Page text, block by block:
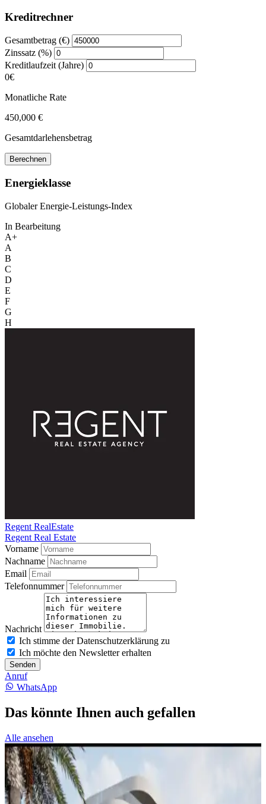
Kreditrechner
Gesamtbetrag (€)
Zinssatz (%)
Kreditlaufzeit (Jahre)
0€
Monatliche Rate
450,000 €
Gesamtdarlehensbetrag
Berechnen
Energieklasse
Globaler Energie-Leistungs-Index
In Bearbeitung
A+
A
B
C
D
E
F
G
H
Regent RealEstate
Regent Real Estate
Vorname
Nachname
Email
Telefonnummer
Nachricht
Ich stimme der Datenschutzerklärung zu
Ich möchte den Newsletter erhalten
Senden
Anruf
WhatsApp
Das könnte Ihnen auch gefallen
Alle ansehen